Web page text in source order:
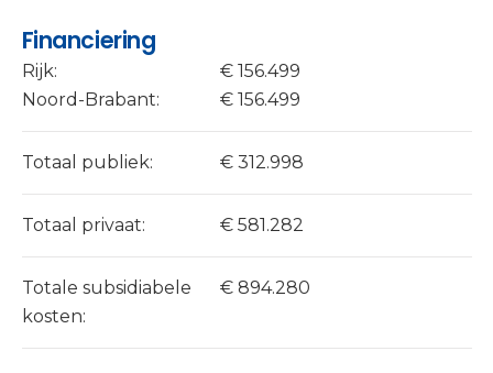
Financiering
Rijk:
€ 156.499
Noord-Brabant:
€ 156.499
Totaal publiek: € 312.998
Totaal privaat: € 581.282
Totale subsidiabele
kosten:
€ 894.280